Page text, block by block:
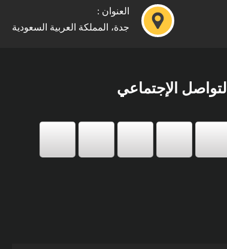
العنوان :
جدة، المملكة العربية السعودية
التواصل الإجتماعي